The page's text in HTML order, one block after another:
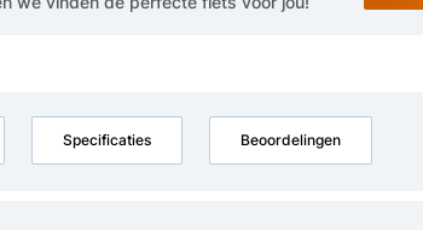
Specificaties Beoordelingen